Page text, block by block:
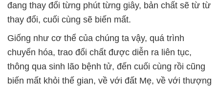
đang thay đổi từng phút từng giây, bản chất sẽ từ từ
thay đổi, cuối cùng sẽ biến mất.
Giống như cơ thể của chúng ta vậy, quá trình
chuyển hóa, trao đổi chất được diễn ra liên tục,
thông qua sinh lão bệnh tử, đến cuối cùng rồi cũng
biến mất khỏi thế gian, về với đất Mẹ, về với thượng